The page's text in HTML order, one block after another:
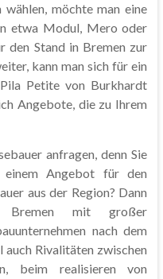
wählen, möchte man eine
etwa Modul, Mero oder
den Stand in Bremen zur
kann man sich für ein
Petite von Burkhardt
Angebote, die zu Ihrem
anfragen, denn Sie
Angebot für den
aus der Region? Dann
mit großer
nach dem
auch Rivalitäten zwischen
beim realisieren von